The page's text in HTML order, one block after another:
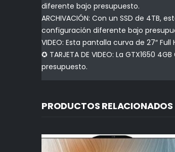
diferente bajo presupuesto.
ARCHIVACIÓN: Con un SSD de
configuración diferente bajo
VIDEO: Esta pantalla curva de 27″
✪ TARJETA DE VIDEO: La GTX1650
presupuesto.
PRODUCTOS RELACIONADOS